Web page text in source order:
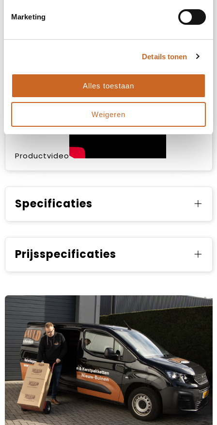
Marketing
Details tonen
Alles toestaan
Weigeren
Milo AWARE™ heather 6-panel cap. Gemaakt
Productvideo
Specificaties
Prijsspecificaties